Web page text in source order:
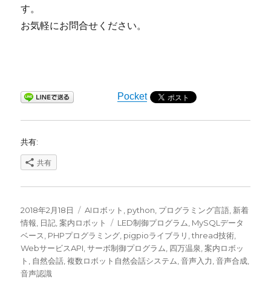
す。
お気軽にお問合せください。
Pocket
共有:
共有
投
稿
日:
2018年2月18日
カ
テ
ゴ
リ
ー
AIロボット python プログラミング言語 新着
情報 日記 ,案内ロボット
タ
グ
LED制御プログラム MySQLデータ
ベース PHPプログラミング pigpioライブラリ ,thread技術
WebサービスAPI ,サーボ制御プログラム 四万温泉 ,案内ロボッ
ト
自然会話 ,複数ロボット自然会話システム ,音声入力 ,音声合成
音声認識